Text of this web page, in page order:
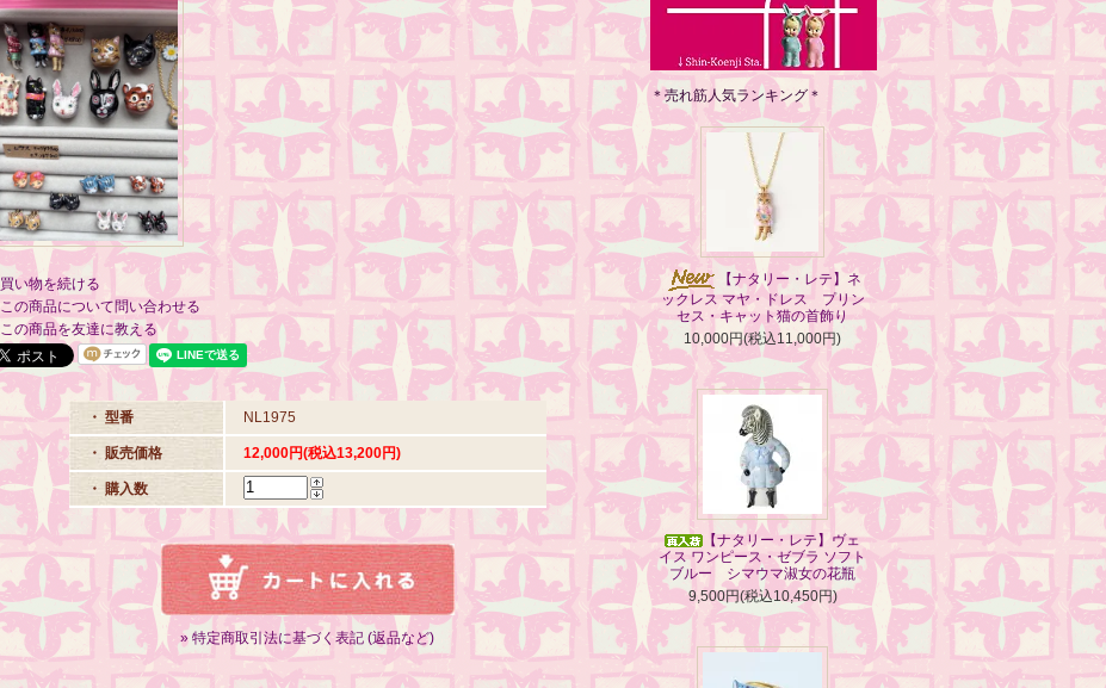
買い物を続ける
この商品について問い合わせる
この商品を友達に教える
・ 型番 NL1975
・ 販売価格 12,000円(税込13,200円)
・ 購入数
» 特定商取引法に基づく表記 (返品など)
＊売れ筋人気ランキング＊
【ナタリー・レテ】ネ
ックレス マヤ・ドレス プリン
セス・キャット猫の首飾り
10,000円(税込11,000円)
【ナタリー・レテ】ヴェ
イス ワンピース・ゼブラ ソフト
ブルー シマウマ淑女の花瓶
9,500円(税込10,450円)